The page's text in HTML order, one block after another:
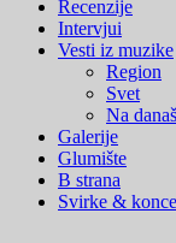
Recenzije
Intervjui
Vesti iz muzike
Region
Svet
Na
Galerije
Glumište
B strana
Svirke &